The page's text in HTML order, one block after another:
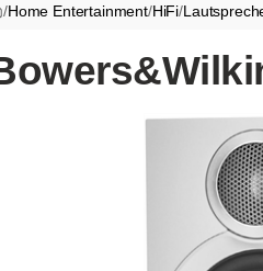
/Home Entertainment/HiFi/